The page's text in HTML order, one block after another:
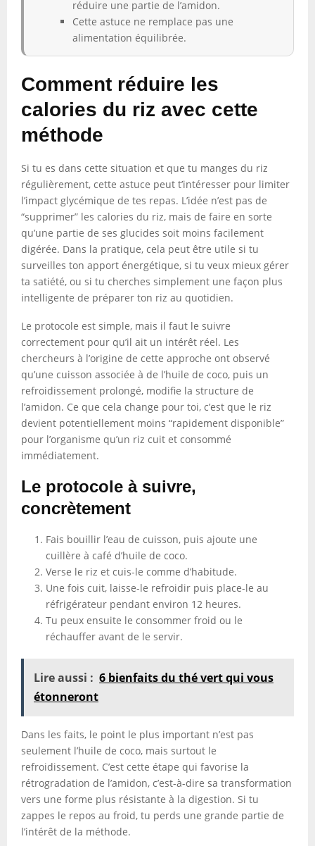
réduire une partie de l’amidon.
Cette astuce ne remplace pas une
alimentation équilibrée.
Comment réduire les
calories du riz avec cette
méthode
Si tu es dans cette situation et que tu manges du riz
régulièrement, cette astuce peut t’intéresser pour limiter
l’impact glycémique de tes repas. L’idée n’est pas de
“supprimer” les calories du riz, mais de faire en sorte
qu’une partie de ses glucides soit moins facilement
digérée. Dans la pratique, cela peut être utile si tu
surveilles ton apport énergétique, si tu veux mieux gérer
ta satiété, ou si tu cherches simplement une façon plus
intelligente de préparer ton riz au quotidien.
Le protocole est simple, mais il faut le suivre
correctement pour qu’il ait un intérêt réel. Les
chercheurs à l’origine de cette approche ont observé
qu’une cuisson associée à de l’huile de coco, puis un
refroidissement prolongé, modifie la structure de
l’amidon. Ce que cela change pour toi, c’est que le riz
devient potentiellement moins “rapidement disponible”
pour l’organisme qu’un riz cuit et consommé
immédiatement.
Le protocole à suivre,
concrètement
Fais bouillir l’eau de cuisson, puis ajoute une
cuillère à café d’huile de coco.
Verse le riz et cuis-le comme d’habitude.
Une fois cuit, laisse-le refroidir puis place-le au
réfrigérateur pendant environ 12 heures.
Tu peux ensuite le consommer froid ou le
réchauffer avant de le servir.
Lire aussi : 6 bienfaits du thé vert qui vous
étonneront
Dans les faits, le point le plus important n’est pas
seulement l’huile de coco, mais surtout le
refroidissement. C’est cette étape qui favorise la
rétrogradation de l’amidon, c’est-à-dire sa transformation
vers une forme plus résistante à la digestion. Si tu
zappes le repos au froid, tu perds une grande partie de
l’intérêt de la méthode.